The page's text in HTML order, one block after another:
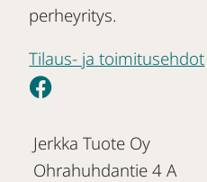
perheyritys.
Tilaus- ja toimitusehdot
Jerkka Tuote Oy
Ohrahuhdantie 4 A